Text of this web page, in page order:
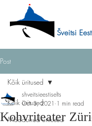
Šveitsi
Post
Kõik üritused
Möödunud üritused
Kõik üritused
Kohvriteater
shveitsieestiselts
Oct 3, 2021 1 min read